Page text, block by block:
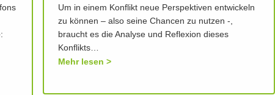
Um in einem Konflikt neue Perspektiven entwickeln
zu können – also seine Chancen zu nutzen -,
braucht es die Analyse und Reflexion dieses
Konflikts…
Mehr lesen